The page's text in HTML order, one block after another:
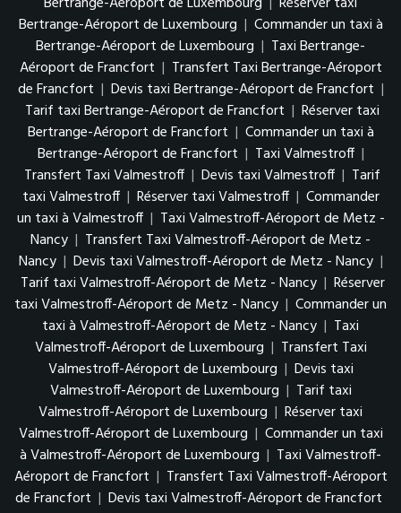
Bertrange-Aéroport de Luxembourg | Commander un taxi à
Bertrange-Aéroport de Luxembourg | Taxi Bertrange-
Aéroport de Francfort | Transfert Taxi Bertrange-Aéroport
de Francfort | Devis taxi Bertrange-Aéroport de Francfort |
Tarif taxi Bertrange-Aéroport de Francfort | Réserver taxi
Bertrange-Aéroport de Francfort | Commander un taxi à
Bertrange-Aéroport de Francfort | Taxi Valmestroff |
Transfert Taxi Valmestroff | Devis taxi Valmestroff | Tarif
taxi Valmestroff | Réserver taxi Valmestroff | Commander
un taxi à Valmestroff | Taxi Valmestroff-Aéroport de Metz -
Nancy | Transfert Taxi Valmestroff-Aéroport de Metz -
Nancy | Devis taxi Valmestroff-Aéroport de Metz - Nancy |
Tarif taxi Valmestroff-Aéroport de Metz - Nancy | Réserver
taxi Valmestroff-Aéroport de Metz - Nancy | Commander un
taxi à Valmestroff-Aéroport de Metz - Nancy | Taxi
Valmestroff-Aéroport de Luxembourg | Transfert Taxi
Valmestroff-Aéroport de Luxembourg | Devis taxi
Valmestroff-Aéroport de Luxembourg | Tarif taxi
Valmestroff-Aéroport de Luxembourg | Réserver taxi
Valmestroff-Aéroport de Luxembourg | Commander un taxi
à Valmestroff-Aéroport de Luxembourg | Taxi Valmestroff-
Aéroport de Francfort | Transfert Taxi Valmestroff-Aéroport
de Francfort | Devis taxi Valmestroff-Aéroport de Francfort